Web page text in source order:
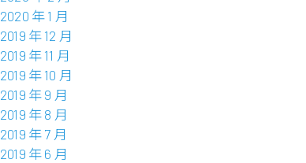
2020 年 1 月
2019 年 12 月
2019 年 11 月
2019 年 10 月
2019 年 9 月
2019 年 8 月
2019 年 7 月
2019 年 6 月